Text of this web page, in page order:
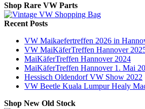
Shop Rare VW Parts
Recent Posts
VW Maikaefertreffen 2026 in
VW MaiKäferTreffen Hannover
MaiKäferTreffen Hannover 2024
MaiKäferTreffen Hannover 1. Mai
Hessisch Oldendorf VW Show 2022
VW Beetle Kuala Lumpur Healy
Shop New Old Stock